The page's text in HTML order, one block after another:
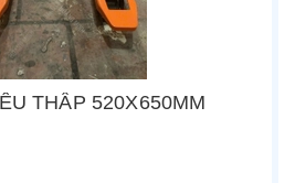
THẤP 520X650MM